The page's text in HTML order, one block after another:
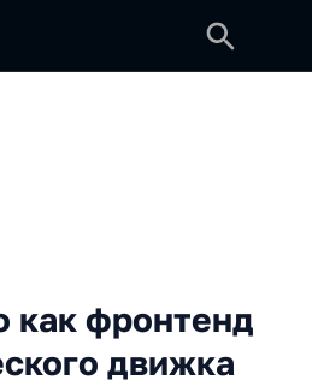
как фронтенд
движка